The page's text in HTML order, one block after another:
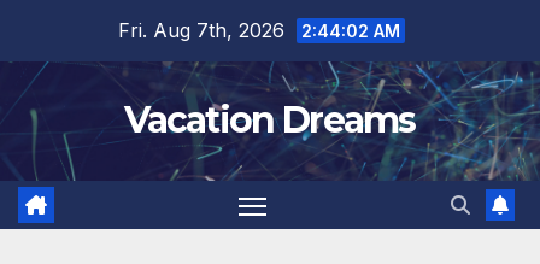
content
Fri. Aug 7th, 2026 2:44:03 AM
Vacation Dreams